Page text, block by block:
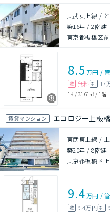
東武東上線 /
築16年 /2階建
東京都板橋区
8.5 万円 /
敷 無料 礼 17
1K /33.61㎡ / 1階
賃貸マンション エコロジー上板
東武東上線 /
築20年 /8階建
東京都板橋区
9.4万円 /
敷 9.4万円礼